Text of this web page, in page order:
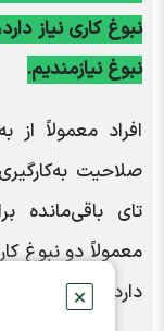
✕
نبوغ کاری نیاز
نبوغ نیازمندیم.
افراد معمولاً از
صلاحیت
تای باقی‌مانده
معمولاً دو نبوغ
دارد.